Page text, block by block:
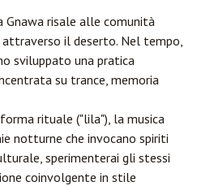
Gnawa risale alle comunità
il deserto. Nel tempo,
sviluppato una pratica
su trance, memoria
rituale ("lila"), la musica
notturne che invocano spiriti
sperimenterai gli stessi
coinvolgente in stile